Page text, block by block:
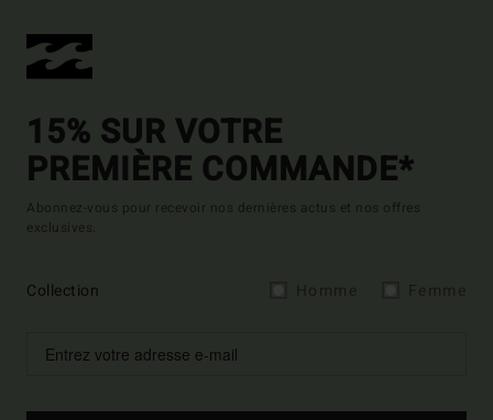
15% SUR VOTRE
PREMIÈRE COMMANDE*
Abonnez-vous pour recevoir nos dernières actus et nos offres
exclusives.
Collection